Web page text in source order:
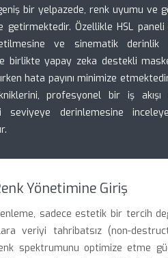
bir yelpazede, renk uyumu
getirmektedir. Özellikle HSL
ve sinematik derinlik
birlikte yapay zeka destekli
hata payını minimize
profesyonel bir iş
seviyeye derinlemesine
Yönetimine Giriş
sadece estetik bir tercih
veriyi tahribatsız (non-
spektrumunu optimize etme